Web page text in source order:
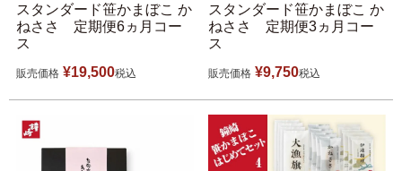
スタンダード笹かまぼこ か
ねささ 定期便6ヵ月コー
ス
販売価格 ¥19,500税込
スタンダード笹かまぼこ か
ねささ 定期便3ヵ月コー
ス
販売価格 ¥9,750税込